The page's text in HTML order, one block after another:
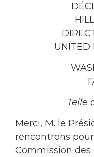
UNITED
Telle
Merci, M. le
rencontrons
Commission des